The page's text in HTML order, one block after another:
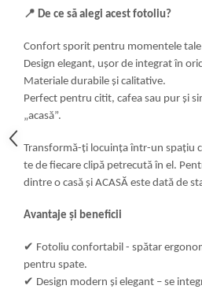
📍 De ce să alegi acest fotoliu?
Confort sporit pentru momentele tale
Design elegant, ușor de integrat în
Materiale durabile și calitative.
Perfect pentru citit, cafea sau pur și
„acasă”.
Transformă-ți locuința într-un spațiu
te de fiecare clipă petrecută în el.
dintre o casă și ACASĂ este dată de
Avantaje și beneficii
✔ Fotoliu confortabil - spătar
pentru spate.
✔ Design modern și elegant – se